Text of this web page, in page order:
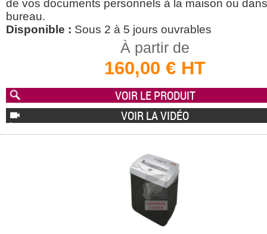
de vos documents personnels à la maison ou
bureau.
Disponible : Sous 2 à 5 jours ouvrables
À partir de
160,00 € HT
VOIR LE PRODUIT
VOIR LA VIDÉO